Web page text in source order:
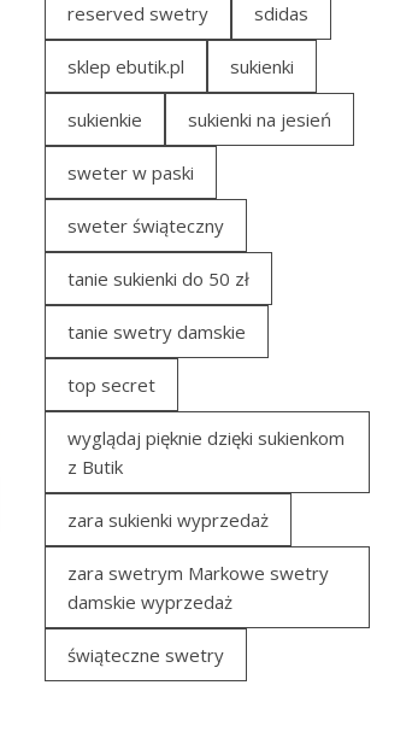
reserved swetry sdidas
sklep ebutik.pl sukienki
sukienkie sukienki na jesień
sweter w paski
sweter świąteczny
tanie sukienki do 50 zł
tanie swetry damskie
top secret
wyglądaj pięknie dzięki sukienkom
z Butik
zara sukienki wyprzedaż
zara swetrym Markowe swetry
damskie wyprzedaż
świąteczne swetry